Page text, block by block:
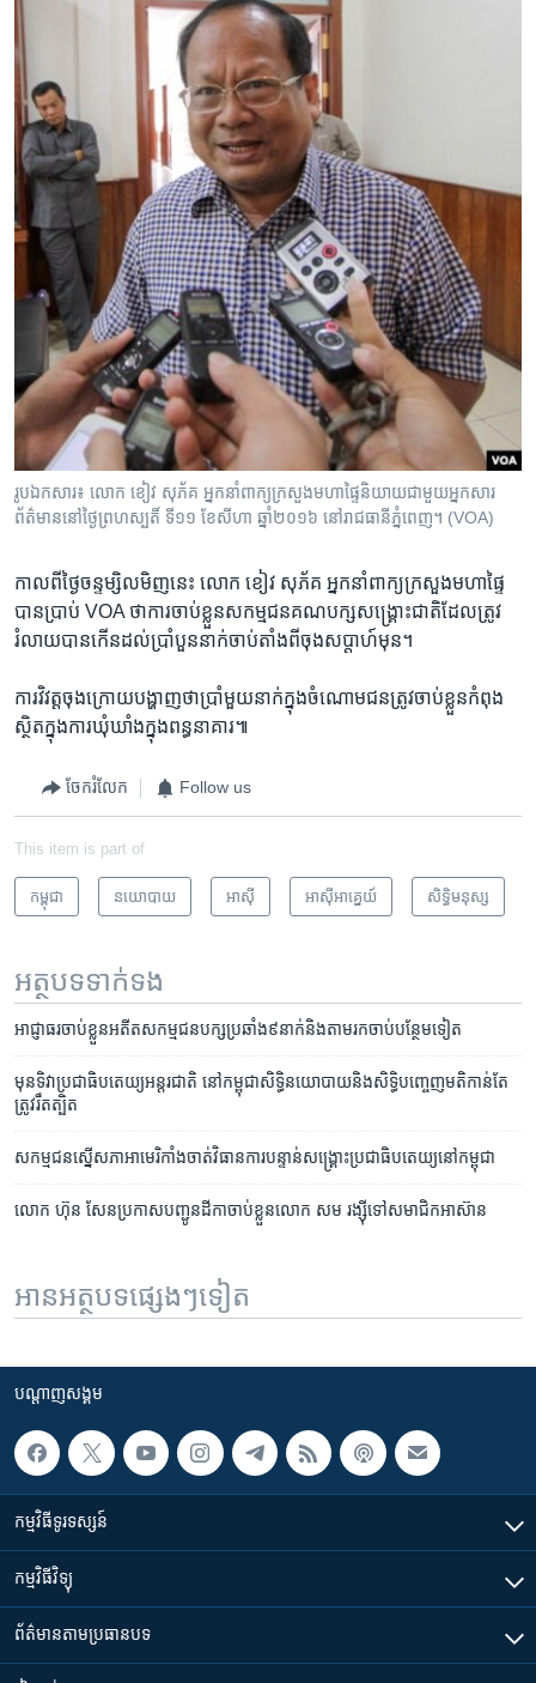
រូបឯកសារ៖ លោក ​ខៀវ សុភ័គ អ្នកនាំពាក្យ​ក្រសួង​មហាផ្ទៃនិយាយ​ជាមួយអ្នកសារ
ព័ត៌មាន​នៅ​ថ្ងៃ​ព្រហស្បតិ៍ ទី​១១ ខែ​សីហា ឆ្នាំ​២០១៦​ នៅ​រាជធានី​ភ្នំពេញ​។ (VOA)
កាល​ពី​ថ្ងៃចន្ទ​ម្សិលមិញ​នេះ លោក ខៀវ សុភ័គ អ្នក​នាំពាក្យ​ក្រសួងមហាផ្ទៃ​
បាន​ប្រាប់​ VOA ថាការ​ចាប់​ខ្លួន​សកម្មជន​គណបក្ស​សង្គ្រោះជាតិ​ដែល​ត្រូវ​
រំលាយ​បាន​កើន​ដល់​ប្រាំបួននាក់​ចាប់​តាំង​ពី​ចុង​សប្តាហ៍​មុន។
ការវិវត្តចុង​ក្រោយ​បង្ហាញ​ថា​ប្រាំមួយនាក់​ក្នុង​ចំណោម​ជន​ត្រូវ​ចាប់​ខ្លួន​កំពុង​
ស្ថិត​ក្នុង​ការ​ឃុំ​ឃាំង​ក្នុង​ពន្ធនាគារ៕
ចែករំលែក Follow us
This item is part of
កម្ពុជា នយោបាយ អាស៊ី អាស៊ី​អាគ្នេយ៍ សិទ្ធិ​មនុស្ស
អត្ថបទ​ទាក់ទង
អាជ្ញាធរ​ចាប់​ខ្លួន​អតីត​សកម្មជន​បក្ស​ប្រឆាំង​៩​នាក់​និង​តាម​រក​ចាប់​បន្ថែម​ទៀត
មុន​ទិវា​ប្រជាធិបតេយ្យ​អន្តរជាតិ ​នៅ​កម្ពុជា​សិទ្ធិ​នយោបាយ​និង​សិទ្ធិ​បញ្ចេញ​មតិ​កាន់តែ​
ត្រូវ​រឹតត្បិត
សកម្មជន​​ស្នើ​សភា​អាមេរិកាំង​​ចាត់វិធានការ​បន្ទាន់​​សង្គ្រោះ​ប្រជាធិបតេយ្យ​នៅ​កម្ពុជា
លោក ហ៊ុន សែន​ប្រកាស​បញ្ជូន​ដីកា​ចាប់​ខ្លួន​លោក សម រង្ស៊ី​ទៅ​សមាជិក​អាស៊ាន
អានអត្ថបទផ្សេងៗទៀត
បណ្តាញ​សង្គម
កម្មវិធី​ទូរទស្សន៍
កម្មវិធី​វិទ្យុ
ព័ត៌មាន​តាមប្រធានបទ​